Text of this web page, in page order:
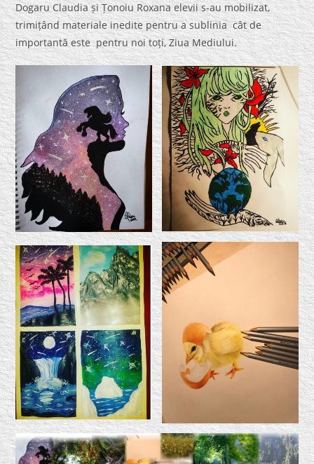
Dogaru Claudia și Țonoiu Roxana elevii s-au mobilizat,
trimițând materiale inedite pentru a sublinia cât de
importantă este pentru noi toți, Ziua Mediului.